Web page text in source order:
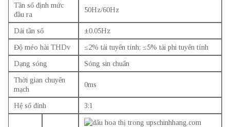
Tần số định mức
đầu ra
50Hz/60Hz
Dải tần số
±0.05Hz
Độ méo hài THDv
≤2% tải tuyển tính; ≤5% tải phi tuyến tính
Dạng sóng
Sóng sin chuẩn
Thời gian chuyển
mạch
0ms
Hệ số đỉnh 3:1